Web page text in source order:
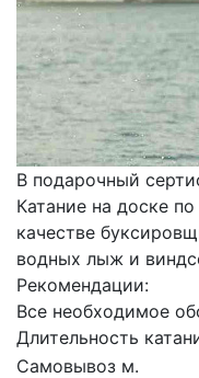
В подарочный
Катание на доске
качестве
водных лыж и
Рекомендации:
Все необходимое
Длительность
Самовывоз м.